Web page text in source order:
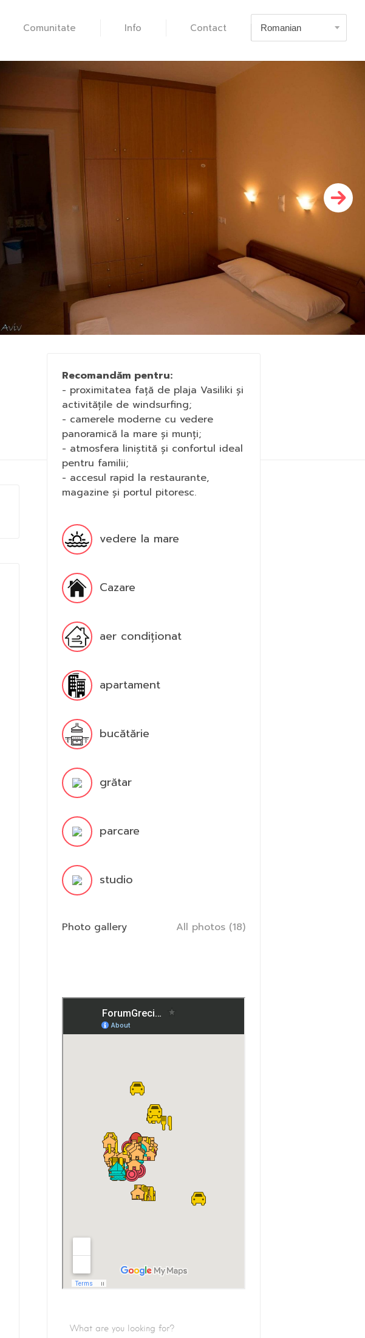
Comunitate Info Contact
Recomandăm pentru:
- proximitatea față de plaja Vasiliki și
activitățile de windsurfing;
- camerele moderne cu vedere
panoramică la mare și munți;
- atmosfera liniștită și confortul ideal
pentru familii;
- accesul rapid la restaurante,
magazine și portul pitoresc.
vedere la mare
Cazare
aer condiționat
apartament
bucătărie
grătar
parcare
studio
Photo gallery All photos (18)